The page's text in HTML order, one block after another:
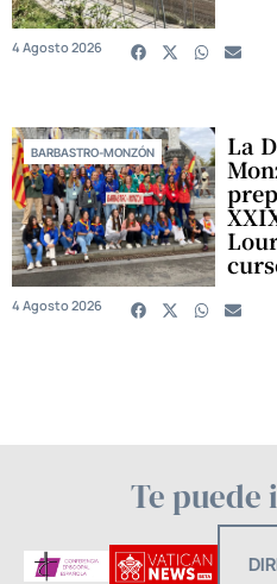
4 Agosto 2026
BARBASTRO-MONZÓN La
4 Agosto 2026
Te